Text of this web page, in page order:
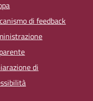
di feedback
di